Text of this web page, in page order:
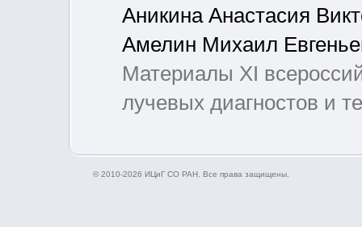
Аникина Анастасия
Амелин Михаил
Материалы XI
лучевых диагностов и
© 2010-2026 ИЦиГ СО РАН. Все права защищены.